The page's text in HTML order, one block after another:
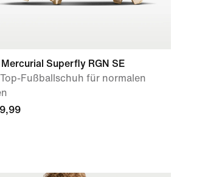
Mercurial Superfly RGN SE
Top-Fußballschuh für normalen